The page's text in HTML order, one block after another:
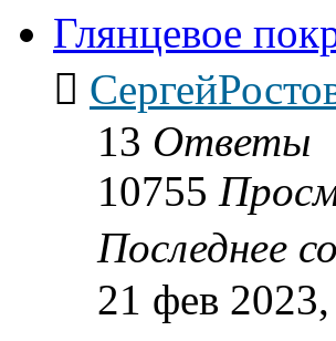
Глянцевое
13 Ответы
10755
Последнее
21 фев